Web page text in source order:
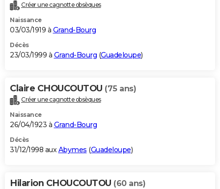
Créer une cagnotte obsèques
Naissance
03/03/1919 à Grand-Bourg
Décès
23/03/1999 à Grand-Bourg (Guadeloupe)
Claire CHOUCOUTOU (75 ans)
Créer une cagnotte obsèques
Naissance
26/04/1923 à Grand-Bourg
Décès
31/12/1998 auxAbymes (Guadeloupe)
Hilarion CHOUCOUTOU (60 ans)